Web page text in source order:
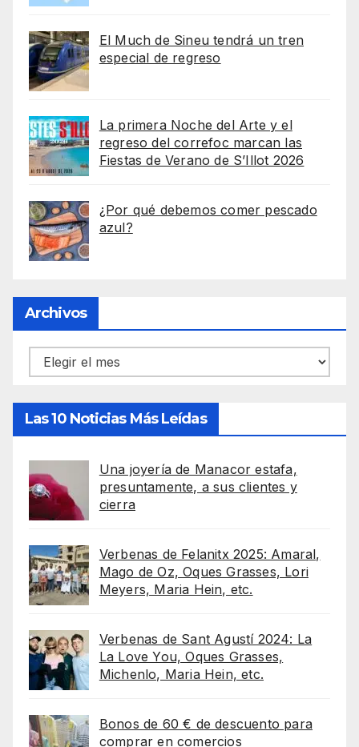
El Much de Sineu tendrá un tren
especial de regreso
La primera Noche del Arte y el
regreso del correfoc marcan las
Fiestas de Verano de S’Illot 2026
¿Por qué debemos comer pescado
azul?
Archivos
Archivos
Las 10 Noticias Más Leídas
Una joyería de Manacor estafa,
presuntamente, a sus clientes y
cierra
Verbenas de Felanitx 2025: Amaral,
Mago de Oz, Oques Grasses, Lori
Meyers, Maria Hein, etc.
Verbenas de Sant Agustí 2024: La
La Love You, Oques Grasses,
Michenlo, Maria Hein, etc.
Bonos de 60 € de descuento para
comprar en comercios